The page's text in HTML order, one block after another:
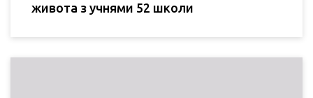
живота з учнями 52 школи